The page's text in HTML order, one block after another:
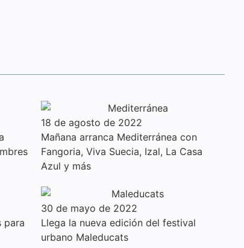
18 de agosto de 2022
Mañana arranca Mediterránea con
Fangoria, Viva Suecia, Izal, La Casa
Azul y más
para
30 de mayo de 2022
Llega la nueva edición del festival
urbano Maleducats